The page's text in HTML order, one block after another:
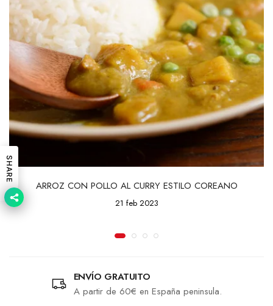
ARROZ CON POLLO AL CURRY ESTILO COREANO
21 feb 2023
ENVÍO GRATUITO
A partir de 60€ en España peninsula.
SHARE